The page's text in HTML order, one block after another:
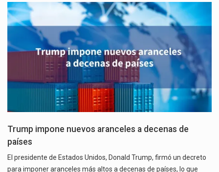
Trump impone nuevos aranceles a decenas de
países
El presidente de Estados Unidos, Donald Trump, firmó un decreto
para imponer aranceles más altos a decenas de países, lo que